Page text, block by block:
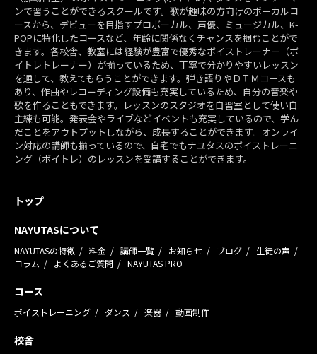
ンで習うことができるスクールです。歌が趣味の方向けのボーカルコ
ースから、デビューを目指すプロボーカル、声優、ミュージカル、K-
POPに特化したコースなど、年齢に関係なくチャンスを掴むことがで
きます。各校舎、教室には経験が豊富で優秀なボイストレーナー（ボ
イトレトレーナー）が揃っているため、丁寧で分かりやすいレッスン
を通して、教えてもらうことができます。弾き語りやＤＴＭコースも
あり、作曲やレコーディング設備も充実しているため、自分の音楽や
歌を作ることもできます。レッスンのスタジオを自習室として使い自
主練も可能。発表会やライブなどイベントも充実しているので、学ん
だことをアウトプットしながら、成長することができます。オンライ
ン対応の講師も揃っているので、自宅でもナユタスのボイストレーニ
ング（ボイトレ）のレッスンを受講することができます。
トップ
NAYUTASについて
NAYUTASの特徴 料金 講師一覧 お知らせ ブログ
生徒の声
コラム
よくあるご質問 NAYUTAS PRO
コース
ボイストレーニング ダンス 楽器 動画制作
校舎